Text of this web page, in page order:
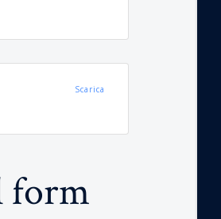
Scarica
form